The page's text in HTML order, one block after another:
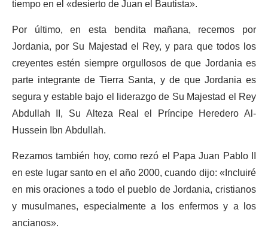
Por último, en esta bendita mañana, recemos por
Jordania, por Su Majestad el Rey, y para que todos los
creyentes estén siempre orgullosos de que Jordania es
parte integrante de Tierra Santa, y de que Jordania es
segura y estable bajo el liderazgo de Su Majestad el Rey
Abdullah II, Su Alteza Real el Príncipe Heredero Al-
Hussein Ibn Abdullah.
Rezamos también hoy, como rezó el Papa Juan Pablo II
en este lugar santo en el año 2000, cuando dijo: «Incluiré
en mis oraciones a todo el pueblo de Jordania, cristianos
y musulmanes, especialmente a los enfermos y a los
ancianos».